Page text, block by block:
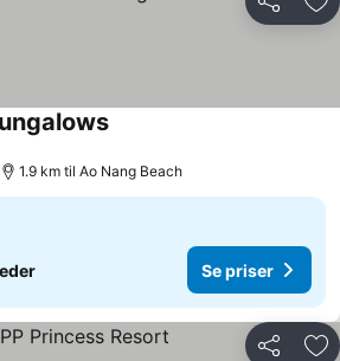
Del
Se priser
1.9 km til Ao Nang Beach
Se priser
Del